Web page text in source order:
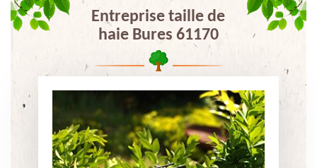
Entreprise taille de
haie Bures 61170